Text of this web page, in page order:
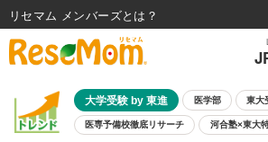
大学受験 by 東進 医学部 東大
医専予備校徹底リサーチ 河合塾×東大
リセマム メンバーズ